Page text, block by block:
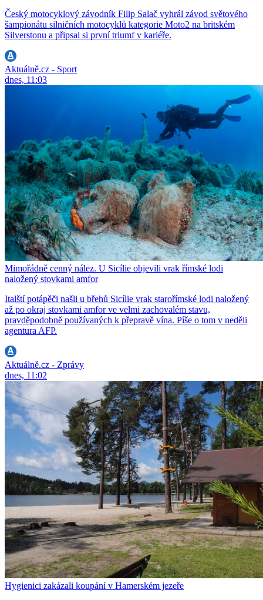
Český motocyklový závodník Filip Salač vyhrál závod světového
šampionátu silničních motocyklů kategorie Moto2 na britském
Silverstonu a připsal si první triumf v kariéře.
Aktuálně.cz - Sport
dnes, 11:03
Mimořádně cenný nález. U Sicílie objevili vrak římské lodi
naložený stovkami amfor
Italští potápěči našli u břehů Sicílie vrak starořímské lodi naložený
až po okraj stovkami amfor ve velmi zachovalém stavu,
pravděpodobně používaných k přepravě vína. Píše o tom v neděli
agentura AFP.
Aktuálně.cz - Zprávy
dnes, 11:02
Hygienici zakázali koupání v Hamerském jezeře